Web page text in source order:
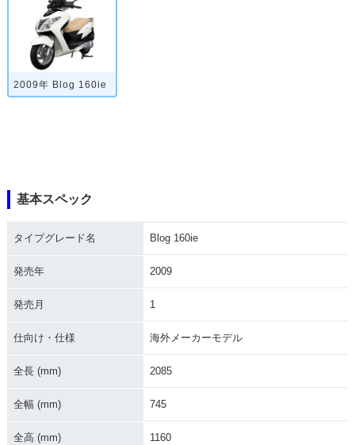
2009年 Blog 160ie
基本スペック
タイプグレード名 Blog 160ie
発売年 2009
発売月 1
仕向け・仕様 海外メーカーモデル
全長 (mm) 2085
全幅 (mm) 745
全高 (mm) 1160